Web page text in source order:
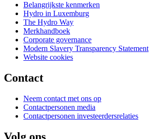
Belangrijkste kenmerken
Hydro in Luxemburg
The Hydro Way
Merkhandboek
Corporate governance
Modern Slavery Transparency Statement
Website cookies
Contact
Neem contact met ons op
Contactpersonen media
Contactpersonen investeerdersrelaties